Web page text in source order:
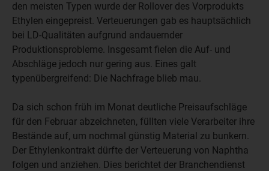
den meisten Typen wurde der Rollover des Vorprodukts
Ethylen eingepreist. Verteuerungen gab es hauptsächlich
bei LD-Qualitäten aufgrund andauernder
Produktionsprobleme. Insgesamt fielen die Auf- und
Abschläge jedoch nur gering aus. Eines galt
typenübergreifend: Die Nachfrage blieb mau.
Da sich schon früh im Monat deutliche Preisaufschläge
für den Februar abzeichneten, füllten viele Verarbeiter ihre
Bestände auf, um nochmal günstig Material zu bunkern.
Der Ethylenkontrakt dürfte der Verteuerung von Naphtha
folgen und anziehen. Dies berichtet der Branchendienst